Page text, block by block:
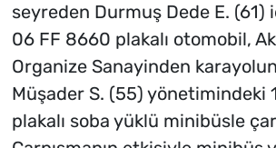
seyreden Durmuş Dede E. (61)
06 FF 8660 plakalı otomobil,
Organize Sanayinden
Müşader S. (55) yönetimindeki
plakalı soba yüklü minibüsle